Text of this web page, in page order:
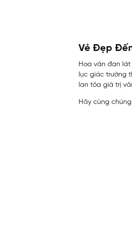
Vẻ Đẹp
Hoa văn đan lát
lục giác trường
lan tỏa giá trị
Hãy cùng